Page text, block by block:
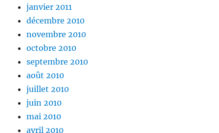
janvier 2011
décembre 2010
novembre 2010
octobre 2010
septembre 2010
août 2010
juillet 2010
juin 2010
mai 2010
avril 2010